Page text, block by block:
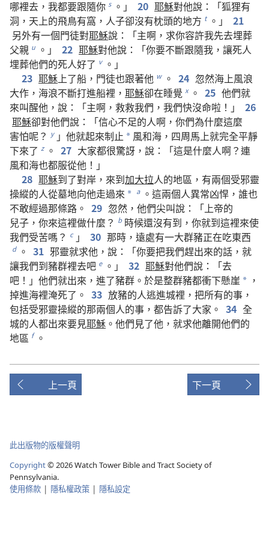
哪裡去 ， 我都要跟隨你 s 。」 20 耶穌對他說 ：「狐狸有
洞 ， 天上的飛鳥有窩 ， 人子卻沒有枕頭的地方 t 。」
21
另外有一個門徒對耶穌說 ：「主啊 ， 求你容許我先去埋葬
父親 u 。」 22 耶穌對他說 ：「你要不斷跟隨我 ， 讓死人
埋葬他們的死人好了 v 。」
23 耶穌上了船 ， 門徒也跟著他 w 。 24 忽然海上風浪
大作 ， 海浪不斷打進船裡 ， 耶穌卻在睡覺 x 。 25 他們就
來叫醒他 ， 說 ：「主啊 ， 救救我們 ， 我們快沒命啦 ！」
26
耶穌卻對他們說 ：「信心不足的人啊 ， 你們為什麼這麼
害怕呢？ y 」 他就起來制止 * 風和海 ， 四周馬上就完全平靜
下來了 z 。 27 大家都很驚訝 ， 說 ：「這是什麼人啊？連
風和海也都服從他 ！」
28 耶穌到了對岸 ， 來到加大拉人的地區 ， 有兩個受邪靈
操縱的人從墓地向他走過來 * a 。 這兩個人異常凶悍 ， 誰也
不敢經過那條路 。 29 忽然 ， 他們尖叫說 ：「上帝的
兒子 ， 你來這裡做什麼 ？ b 時候還沒有到 ， 你就到這裡來使
我們受苦嗎 ？ c 」 30 那時 ， 遠處有一大群豬正在吃東西
d 。 31 邪靈就求他 ， 說 ：「你要把我們趕出來的話 ， 就
讓我們到豬群裡去吧 e 。」 32 耶穌對他們說 ：「去
吧 ！」 他們就出來 ， 進了豬群 。 於是整群豬都衝下懸崖 * ，
掉進海裡淹死了 。 33 放豬的人逃進城裡 ， 把所有的事 ，
包括受邪靈操縱的那兩個人的事 ， 都告訴了大家 。 34 全
城的人都出來要見耶穌 。 他們見了他 ， 就求他離開他們的
地區 f 。
上一頁 下一頁
此出版物的版權聲明
Copyright© 2026Watch Tower Bible and Tract Society of
Pennsylvania.
使用條款 | 隱私權政策 | 隱私設定